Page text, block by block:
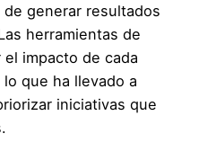
generar resultados
herramientas de
impacto de cada
que ha llevado a
iniciativas que